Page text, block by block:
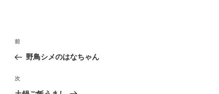
投
ナ
ビ
ゲ
前
の
稿
前
野鳥シメのはなちゃん
次
の
次